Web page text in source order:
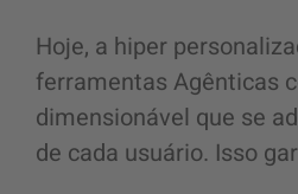
Hoje, a hiper
ferramentas Agênticas
dimensionável que se
de cada usuário. Isso